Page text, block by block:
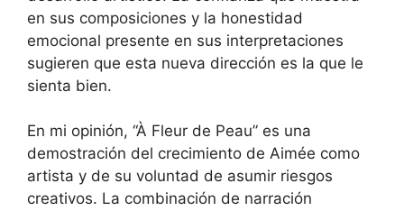
en sus composiciones y la honestidad
emocional presente en sus interpretaciones
sugieren que esta nueva dirección es la que le
sienta bien.
En mi opinión, “À Fleur de Peau” es una
demostración del crecimiento de Aimée como
artista y de su voluntad de asumir riesgos
creativos. La combinación de narración